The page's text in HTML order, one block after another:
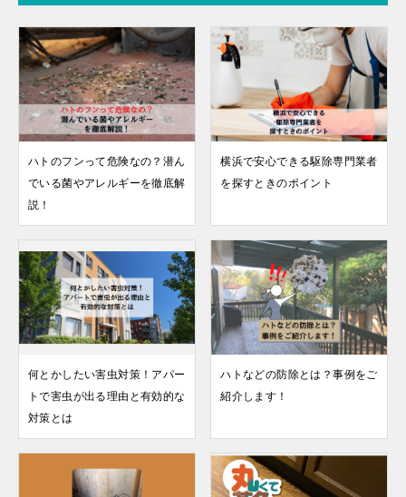
ハトのフンって危険なの？潜ん
でいる菌やアレルギーを徹底解
説！
横浜で安心できる駆除専門業者
を探すときのポイント
何とかしたい害虫対策！アパー
トで害虫が出る理由と有効的な
対策とは
ハトなどの防除とは？事例をご
紹介します！